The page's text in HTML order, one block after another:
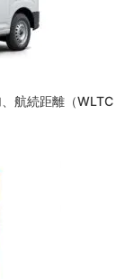
航続距離（WLTC